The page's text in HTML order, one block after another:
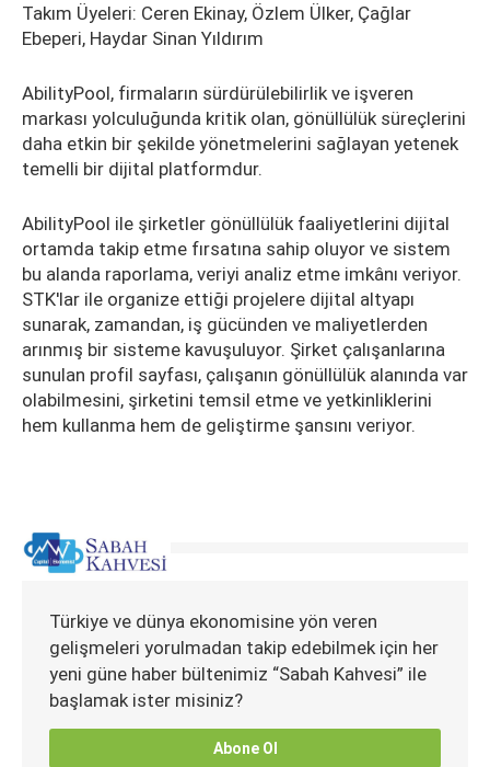
Takım Üyeleri: Ceren Ekinay, Özlem Ülker, Çağlar
Ebeperi, Haydar Sinan Yıldırım
AbilityPool, firmaların sürdürülebilirlik ve işveren
markası yolculuğunda kritik olan, gönüllülük süreçlerini
daha etkin bir şekilde yönetmelerini sağlayan yetenek
temelli bir dijital platformdur.
AbilityPool ile şirketler gönüllülük faaliyetlerini dijital
ortamda takip etme fırsatına sahip oluyor ve sistem
bu alanda raporlama, veriyi analiz etme imkânı veriyor.
STK'lar ile organize ettiği projelere dijital altyapı
sunarak, zamandan, iş gücünden ve maliyetlerden
arınmış bir sisteme kavuşuluyor. Şirket çalışanlarına
sunulan profil sayfası, çalışanın gönüllülük alanında var
olabilmesini, şirketini temsil etme ve yetkinliklerini
hem kullanma hem de geliştirme şansını veriyor.
Türkiye ve dünya ekonomisine yön veren
gelişmeleri yorulmadan takip edebilmek için her
yeni güne haber bültenimiz “Sabah Kahvesi” ile
başlamak ister misiniz?
Abone Ol